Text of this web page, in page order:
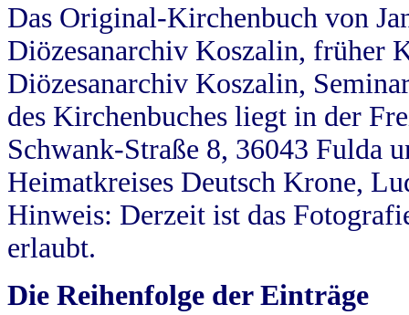
Das Original-Kirchenbuch von
Diözesanarchiv Koszalin, früher
Diözesanarchiv Koszalin,
des Kirchenbuches liegt in der
Schwank-Straße 8, 36043 Fulda
Heimatkreises Deutsch Krone,
Hinweis: Derzeit ist das
erlaubt.
Die Reihenfolge der Einträge